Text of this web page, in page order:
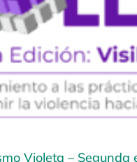
Violeta – Segunda